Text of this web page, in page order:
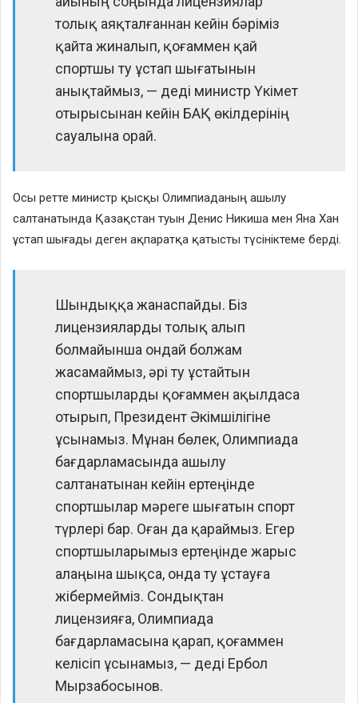
толық аяқталғаннан кейін бәріміз
қайта жиналып, қоғаммен қай
спортшы ту ұстап шығатынын
анықтаймыз, — деді министр Үкімет
отырысынан кейін БАҚ өкілдерінің
сауалына орай.
Осы ретте министр қысқы Олимпиаданың ашылу
салтанатында Қазақстан туын Денис Никиша мен Яна Хан
ұстап шығады деген ақпаратқа қатысты түсініктеме берді.
Шындыққа жанаспайды. Біз
лицензияларды толық алып
болмайынша ондай болжам
жасамаймыз, әрі ту ұстайтын
спортшыларды қоғаммен ақылдаса
отырып, Президент Әкімшілігіне
ұсынамыз. Мұнан бөлек, Олимпиада
бағдарламасында ашылу
салтанатынан кейін ертеңінде
спортшылар мәреге шығатын спорт
түрлері бар. Оған да қараймыз. Егер
спортшыларымыз ертеңінде жарыс
алаңына шықса, онда ту ұстауға
жібермейміз. Сондықтан
лицензияға, Олимпиада
бағдарламасына қарап, қоғаммен
келісіп ұсынамыз, — деді Ербол
Мырзабосынов.